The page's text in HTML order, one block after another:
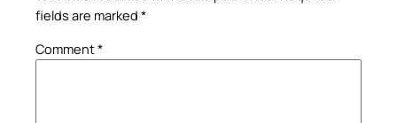
fields are marked *
Comment*